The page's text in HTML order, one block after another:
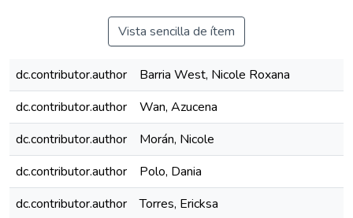
Vista sencilla de ítem
dc.contributor.author
Barria West, Nicole Roxana
dc.contributor.author
Wan, Azucena
dc.contributor.author
Morán, Nicole
dc.contributor.author
Polo, Dania
dc.contributor.author
Torres, Ericksa